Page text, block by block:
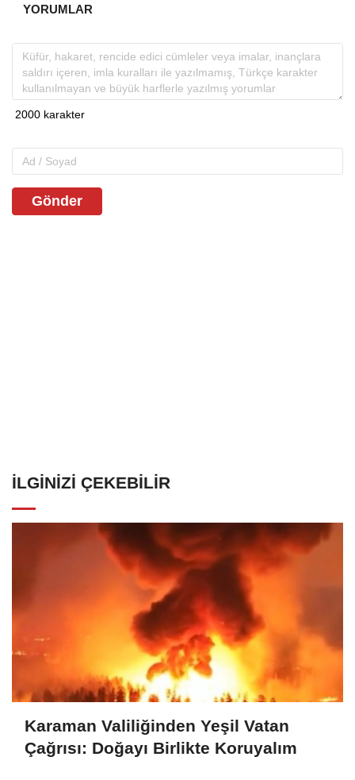
YORUMLAR
Gönder
İLGINIZI ÇEKEBILIR
Karaman Valiliğinden Yeşil Vatan
Çağrısı: Doğayı Birlikte Koruyalım